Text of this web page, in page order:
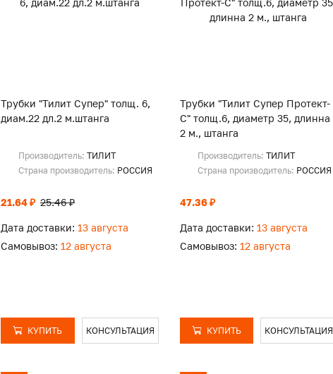
Трубки "Тилит Супер" толщ. 6,
диам.22 дл.2 м.штанга
Производитель: ТИЛИТ
Страна производитель: РОССИЯ
21.64 ₽ 25.46 ₽
Дата доставки: 13 августа
Самовывоз: 12 августа
КУПИТЬ КОНСУЛЬТАЦИЯ
Трубки "Тилит Супер Протект-
С" толщ.6, диаметр 35, длинна
2 м., штанга
Производитель: ТИЛИТ
Страна производитель: РОССИЯ
47.36 ₽
Дата доставки: 13 августа
Самовывоз: 12 августа
КУПИТЬ КОНСУЛЬТАЦИЯ